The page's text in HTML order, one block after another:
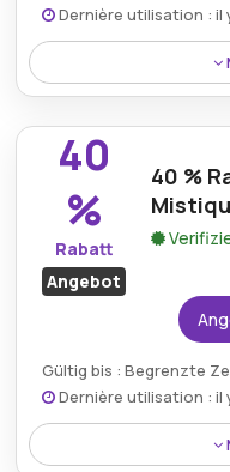
Dernière utilisation : il
Kunden können sich
57 % auf ein
das perfekte
Taschen zu einem
40
%
Rabatt
Angebot
40 %
Gültig bis : Begrenzte
Dernière utilisation : il